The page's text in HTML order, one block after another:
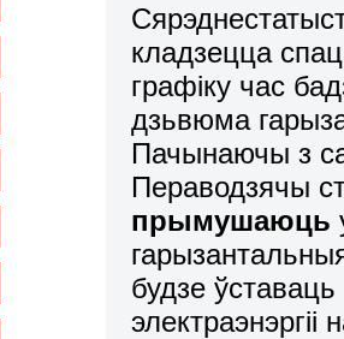
кладзецца
графіку час
дзьвюма
Пачынаючы з
Пераводзячы
прымушаюць
будзе